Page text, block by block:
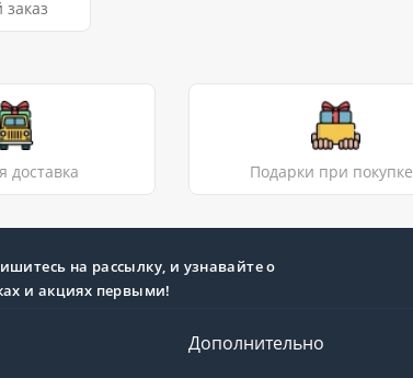
доставка Подарки при покупке
на рассылку, и узнавайте о
и акциях первыми!
Дополнительно